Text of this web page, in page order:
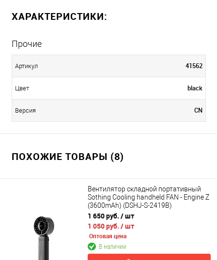
ХАРАКТЕРИСТИКИ:
Прочие
Артикул 41562
Цвет black
Версия CN
ПОХОЖИЕ ТОВАРЫ (8)
Вентилятор складной портативный
Sothing Cooling handheld FAN - Engine Z
(3600mAh) (DSHJ-S-2419B)
1 650 руб. / шт
1 050 руб. / шт
Оптовая цена
В наличии